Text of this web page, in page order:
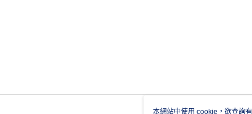
本網站中使用 cookie，欲查詢